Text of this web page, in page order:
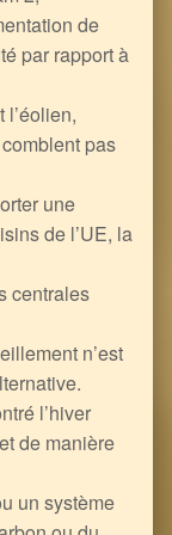
de
par rapport à
pas
une
de l’UE, la
centrales
n’est
l’hiver
de manière
un système